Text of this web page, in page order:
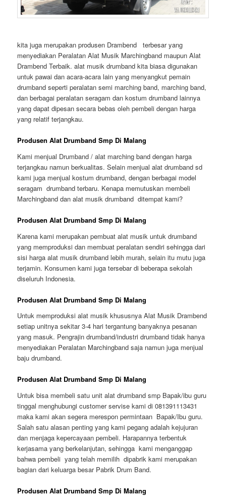
kita juga merupakan produsen Drambend terbesar yang
menyediakan Peralatan Alat Musik Marchingband maupun Alat
Drambend Terbaik. alat musik drumband kita biasa digunakan
untuk pawai dan acara-acara lain yang menyangkut pemain
drumband seperti peralatan semi marching band, marching band,
dan berbagai peralatan seragam dan kostum drumband lainnya
yang dapat dipesan secara bebas oleh pembeli dengan harga
yang relatif terjangkau.
Produsen Alat Drumband Smp Di Malang
Kami menjual Drumband / alat marching band dengan harga
terjangkau namun berkualitas. Selain menjual alat drumband sd
kami juga menjual kostum drumband, dengan berbagai model
seragam drumband terbaru. Kenapa memutuskan membeli
Marchingband dan alat musik drumband ditempat kami?
Produsen Alat Drumband Smp Di Malang
Karena kami merupakan pembuat alat musik untuk drumband
yang memproduksi dan membuat peralatan sendiri sehingga dari
sisi harga alat musik drumband lebih murah, selain itu mutu juga
terjamin. Konsumen kami juga tersebar di beberapa sekolah
diseluruh Indonesia.
Produsen Alat Drumband Smp Di Malang
Untuk memproduksi alat musik khususnya Alat Musik Drambend
setiap unitnya sekitar 3-4 hari tergantung banyaknya pesanan
yang masuk. Pengrajin drumband/industri drumband tidak hanya
menyediakan Peralatan Marchingband saja namun juga menjual
baju drumband.
Produsen Alat Drumband Smp Di Malang
Untuk bisa membeli satu unit alat drumband smp Bapak/ibu guru
tinggal menghubungi customer servise kami di 081391113431
maka kami akan segera merespon permintaan Bapak/Ibu guru.
Salah satu alasan penting yang kami pegang adalah kejujuran
dan menjaga kepercayaan pembeli. Harapannya terbentuk
kerjasama yang berkelanjutan, sehingga kami menganggap
bahwa pembeli yang telah memilih dipabrik kami merupakan
bagian dari keluarga besar Pabrik Drum Band.
Produsen Alat Drumband Smp Di Malang